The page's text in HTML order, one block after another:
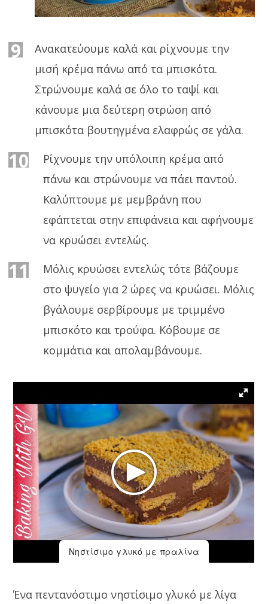
9
Aνακατεύουμε καλά και ρίχνουμε την
μισή κρέμα πάνω από τα μπισκότα.
Στρώνουμε καλά σε όλο το ταψί και
κάνουμε μια δεύτερη στρώση από
μπισκότα βουτηγμένα ελαφρώς σε γάλα.
10
Ρίχνουμε την υπόλοιπη κρέμα από
πάνω και στρώνουμε να πάει παντού.
Καλύπτουμε με μεμβράνη που
εφάπτεται στην επιφάνεια και αφήνουμε
να κρυώσει εντελώς.
11
Μόλις κρυώσει εντελώς τότε βάζουμε
στο ψυγείο για 2 ώρες να κρυώσει. Μόλις
βγάλουμε σερβίρουμε με τριμμένο
μπισκότο και τρούφα. Κόβουμε σε
κομμάτια και απολαμβάνουμε.
Νηστίσιμο γλυκό με πραλίνα
Ένα πεντανόστιμο νηστίσιμο γλυκό με λίγα